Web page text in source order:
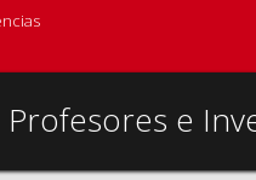
Profesores e